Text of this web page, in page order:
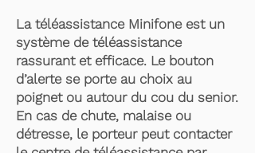
La téléassistance Minifone est un
système de téléassistance
rassurant et efficace. Le bouton
d’alerte se porte au choix au
poignet ou autour du cou du senior.
En cas de chute, malaise ou
détresse, le porteur peut contacter